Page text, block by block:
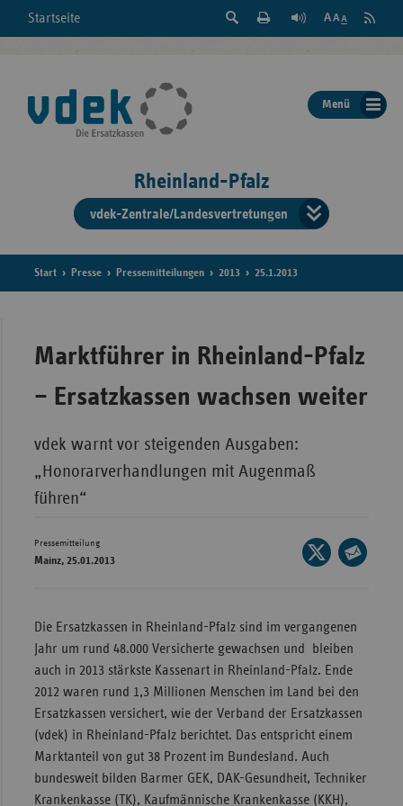
Startseite
Suche
der
Seite
Feed
Menü
Rheinland-Pfalz
vdek-Zentrale/Landesvertretungen
der
Start Presse Pressemitteilungen 2013 25.1.2013
Marktführer in Rheinland-Pfalz
– Ersatzkassen wachsen weiter
vdek warnt vor steigenden Ausgaben:
„Honorarverhandlungen mit Augenmaß
führen“
Pressemitteilung
Mainz, 25.01.2013
Seite
auf
Die Ersatzkassen in Rheinland-Pfalz sind im vergangenen
Jahr um rund 48.000 Versicherte gewachsen und bleiben
auch in 2013 stärkste Kassenart in Rheinland-Pfalz. Ende
2012 waren rund 1,3 Millionen Menschen im Land bei den
Ersatzkassen versichert, wie der Verband der Ersatzkassen
(vdek) in Rheinland-Pfalz berichtet. Das entspricht einem
Marktanteil von gut 38 Prozent im Bundesland. Auch
bundesweit bilden Barmer GEK, DAK-Gesundheit, Techniker
Krankenkasse (TK), Kaufmännische Krankenkasse (KKH),